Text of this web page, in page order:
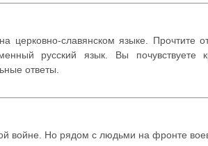
славянском языке. Прочтите
русский язык. Вы почувствуете
ответы.
войне. Но рядом с людьми на фронте